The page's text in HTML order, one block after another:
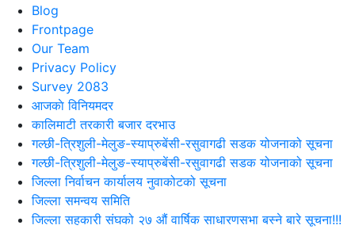
Blog
Frontpage
Our Team
Privacy Policy
Survey 2083
आजकाे विनियमदर
कालिमाटी तरकारी बजार दरभाउ
गल्छी-त्रिशुली-मेलुङ-स्याप्रुबेंसी-रसुवागढी सडक योजनाको सूचना
गल्छी-त्रिशुली-मेलुङ-स्याप्रुबेंसी-रसुवागढी सडक योजनाको सूचना
जिल्ला निर्वाचन कार्यालय नुवाकोटको सूचना
जिल्ला समन्वय समिति
जिल्ला सहकारी संघको २७ औं वार्षिक साधारणसभा बस्ने बारे सूचना!!!